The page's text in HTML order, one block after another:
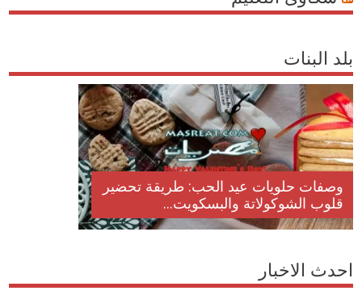
بلد البنات
وصفات حلويات عيد الحب: طريقة تحضير
قلوب الشوكولاتة والبسكويت...
احدث الاخبار